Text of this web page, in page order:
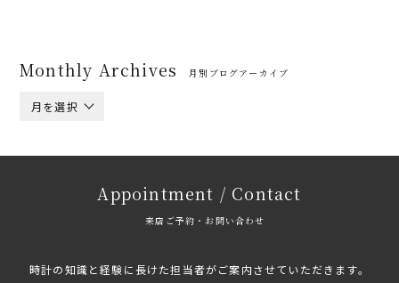
Monthly Archives 月別ブログアーカイブ
月を選択
Appointment / Contact
来店ご予約・お問い合わせ
時計の知識と経験に長けた担当者がご案内させていただきます。